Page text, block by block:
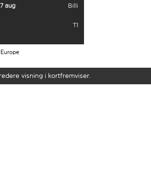
aug
Billi
T1
visning i kortfremviser.